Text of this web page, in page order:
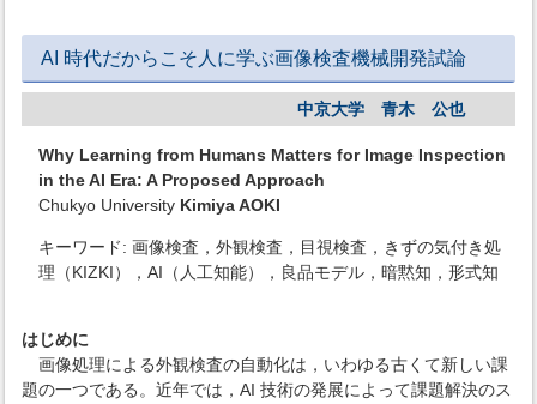
AI 時代だからこそ人に学ぶ画像検査機械開発試論
中京大学 青木 公也
Why Learning from Humans Matters for Image Inspection
in the AI Era: A Proposed Approach
Chukyo University Kimiya AOKI
キーワード: 画像検査，外観検査，目視検査，きずの気付き処
理（KIZKI），AI（人工知能），良品モデル，暗黙知，形式知
はじめに
画像処理による外観検査の自動化は，いわゆる古くて新しい課
題の一つである。近年では，AI 技術の発展によって課題解決のス